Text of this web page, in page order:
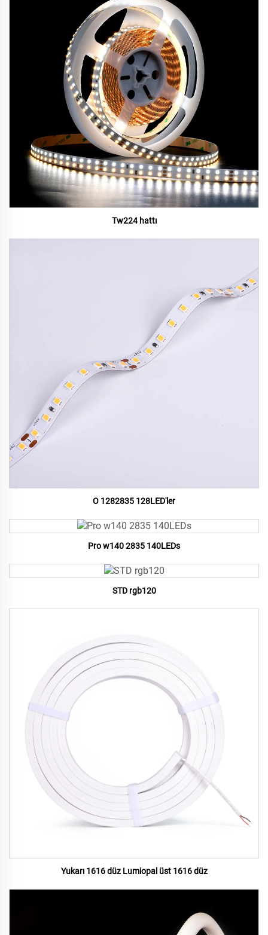
Tw224 hattı
O 1282835 128LED'ler
Pro w140 2835 140LEDs
STD rgb120
Yukarı 1616 düz Lumiopal üst 1616 düz